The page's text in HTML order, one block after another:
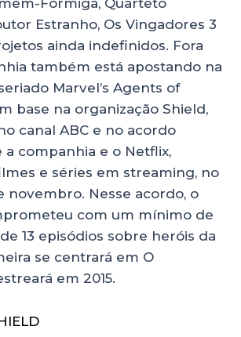
Formiga, Quarteto
Estranho, Os Vingadores 3
ainda indefinidos. Fora
também está apostando na
Marvel’s Agents of
base na organização Shield,
canal ABC e no acordo
companhia e o Netflix,
e séries em streaming, no
novembro. Nesse acordo, o
com um mínimo de
13 episódios sobre heróis da
se centrará em O
em 2015.